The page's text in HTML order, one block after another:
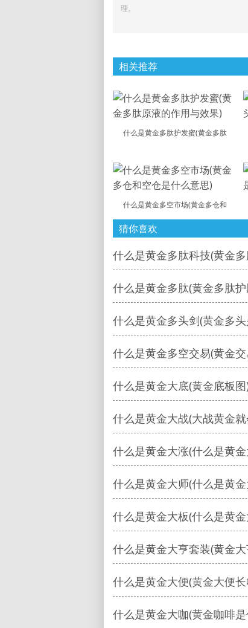
理。
相关推荐
什么是黄金多肽护发蜜(黄金多肽
什么是黄金多空市场(黄金多仓和
猜你喜欢
什么是黄金多肽科技(黄金
什么是黄金多肽(黄金多肽
什么是黄金多头剑(黄金多
什么是黄金多空交易(黄金
什么是黄金大底(黄金底板
什么是黄金大战(大战黄金
什么是黄金大涨(什么是黄
什么是黄金大师(什么是黄
什么是黄金大板(什么是黄
什么是黄金大亨套装(黄金
什么是黄金大便(黄金大便
什么是黄金大咖(黄金咖啡